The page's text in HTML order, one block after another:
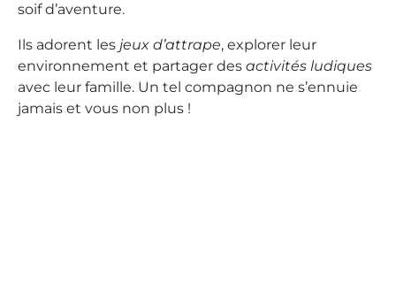
soif d’aventure.
Ils adorent les jeux d’attrape, explorer leur
environnement et partager des activités ludiques
avec leur famille. Un tel compagnon ne s’ennuie
jamais et vous non plus !